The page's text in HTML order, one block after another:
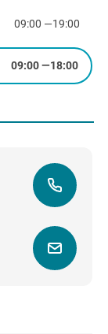
09:00 —19:00
09:00—18:00